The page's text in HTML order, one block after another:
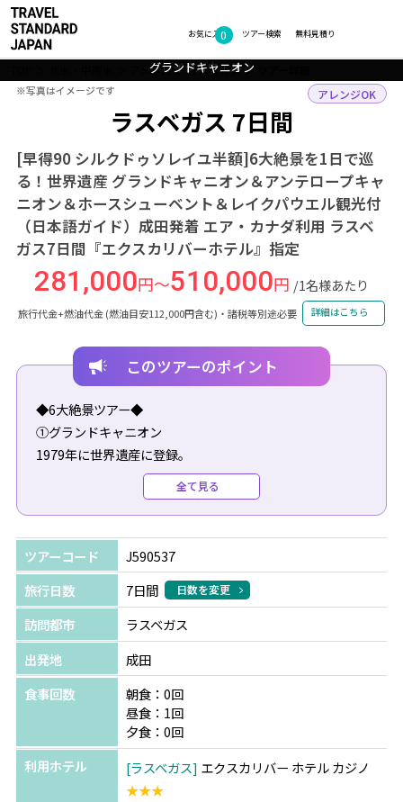
お気に入り
0 無料見積り
ツアー検索
アメリカ ラスベガス
ラスベガス 7日間
[早得90 シルクドゥソレイユ半額]6大絶景を1日で巡
る！世界遺産 グランドキャニオン＆アンテロープキャ
ニオン＆ホースシューベント＆レイクパウエル観光付
（日本語ガイド）成田発着 エア・カナダ利用 ラスベ
ガス7日間『エクスカリバーホテル』指定
アレンジOK
281,000円～510,000円 /1名様あたり
旅行代金+燃油代金 (燃油目安112,000円含む)・諸税等別途必要 詳細はこちら
ホースシューベンド
レイクパウエル
グランドキャニオン
グランドキャニオン
フォトギャラリー
※写真はイメージです
※写真はイメージです
このツアーのポイント
◆6大絶景ツアー◆
①グランドキャニオン
1979年に世界遺産に登録。
世界の国立公園の中でも圧倒的なスケールと自然の雄大さ
を感じることができます。
②アンテロープキャニオン
鉄砲水で岩が削られてできた洞窟のような場所で、赤い岩
肌が波のようにうねる様は芸術作品のように美しいです。
③ホースシューベント
岩の形が馬の蹄鉄の形に似ていることからそう呼ばれてい
ます。
長い年月をかけ作り出された自然の景色は美しく壮大で
➃レイクパウエル
全米で2番目に大きな人口湖。
全て見る
ツアーコード
J590537
旅行日数
7日間 日数を変更
訪問都市
ラスベガス
出発地
成田
食事回数
朝食：0回
昼食：1回
夕食：0回
利用ホテル
ラスベガス エクスカリバー ホテル カジノ
★★★